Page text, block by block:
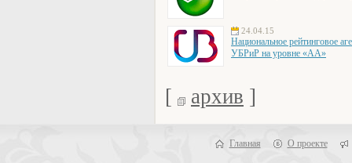
24.04.15
Национальное рейтинговое
УБРиР на уровне «АА»
[ архив ]
Главная О проекте